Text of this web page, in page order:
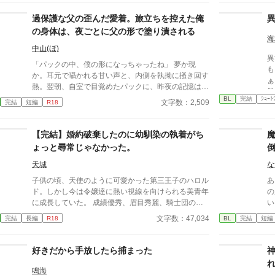
過保護な父の歪んだ愛着。旅立ちを控えた俺
の身体は、夜ごとに父の形で塗り潰される
中山(ほ)
「パックの中、僕の形になっちゃったね」 夢か現
か。耳元で囁かれる甘い声と、内側を執拗に掻き回す
熱。翌朝、自室で目覚めたパックに、昨夜の記憶はな
い。ただ、疼くような下腹部の熱だけが残っていた。
相談しようと向かった相手こそが、自分を侵食してい
く。 このお話はムーンライトでも投稿してます〜
完結 短編 R18 文字数：2,509
ぁ
業
BL 完結 ｼｮｰﾄ
【完結】婚約破棄したのに幼馴染の執着がち
ょっと尋常じゃなかった。
天城
子供の頃、天使のように可愛かった第三王子のハロル
ド。しかし今は令嬢達に熱い視線を向けられる美青年
に成長していた。 成績優秀、眉目秀麗、騎士団の演
習では負けなしの完璧な王子の姿が今のハロルドの現
実だった。 まだ少女のように可愛かったころに求婚
たハロルドは、婚約破棄を決意する。 黒髪黒目の無
口な幼馴染（攻め）×金髪青瞳美形第三王子（受
け）。前後編の２話完結。番外編を不定期更新中。
完結 長編 R18 文字数：47,034
と
BL 完結 短編
好きだから手放したら捕まった
鳴海